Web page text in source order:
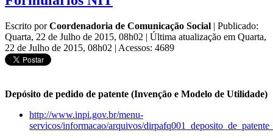
Escrito porCoordenadoria de Comunicação Social | Publicado:
Quarta, 22 de Julho de 2015, 08h02 | Última atualização em Quarta,
22 de Julho de 2015, 08h02 | Acessos: 4689
Depósito de pedido de patente (Invenção e Modelo de Utilidade)
http://www.inpi.gov.br/menu-
servicos/informacao/arquivos/